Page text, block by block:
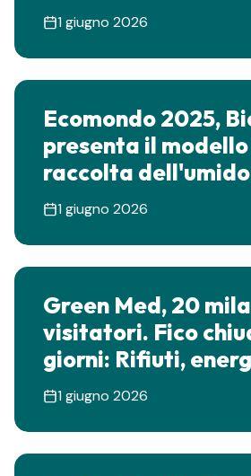
cambia"
1 giugno 2026
Ecomondo 2025,
presenta il
raccolta dell'umido
1 giugno 2026
Green Med, 20 mila
visitatori. Fico
giorni: Rifiuti,
acqua, la
pagina
1 giugno 2026